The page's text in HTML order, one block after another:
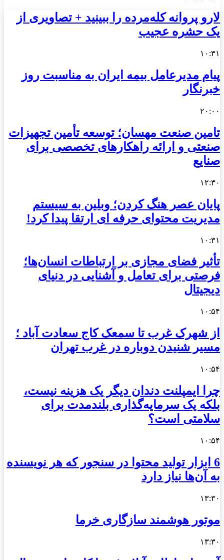
لارو پروانه کله‌مرده را ببینید + تصاویری از
یک حشره عجیب
۱۰:۳۱
پیام مدیرعامل بیمه ایران به مناسبت روز
خبرنگار
۲۰:۰۰
تامین صنعت مهسان؛ توسعه تأمین تجهیزات
صنعتی و ارائه راهکارهای تخصصی برای
صنایع
۱۲:۳۰
پایان عصر هنگ کردن؛ وبلین به سیستم
مدیریت محتوای حرفه ای ارتقا پیدا کرد!
۱۰:۳۱
تأثیر فضای مجازی بر ارتباطات انسان‌ها؛
فرصتی برای تعامل و آشنایی در دنیای
دیجیتال
۱۰:۵۴
از شهرک غرب تا سمعک کاج سعادت آباد ؛
مسیر شنیدن دوباره در غرب تهران
۱۰:۵۴
چرا ایمپلنت دندان دیگر یک هزینه نیست،
بلکه یک سرمایه‌گذاری بلندمدت برای
سلامتی است؟
۱۰:۵۴
6 ابزار تولید محتوا در سنجور که هر نویسنده
به آن‌ها نیاز دارد
۱۳:۳۰
موتور هوشمند سازگاری خرما
۱۳:۳۰